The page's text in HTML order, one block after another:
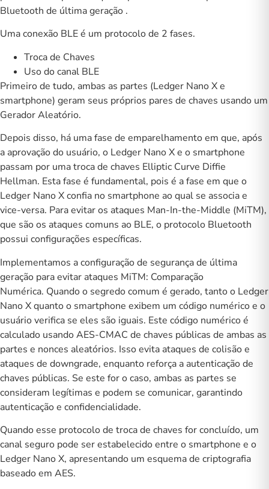
Bluetooth de última geração .
Uma conexão BLE é um protocolo de 2 fases.
Troca de Chaves
Uso do canal BLE
Primeiro de tudo, ambas as partes (Ledger Nano X e
smartphone) geram seus próprios pares de chaves usando um
Gerador Aleatório.
Depois disso, há uma fase de emparelhamento em que, após
a aprovação do usuário, o Ledger Nano X e o smartphone
passam por uma troca de chaves Elliptic Curve Diffie
Hellman. Esta fase é fundamental, pois é a fase em que o
Ledger Nano X confia no smartphone ao qual se associa e
vice-versa. Para evitar os ataques Man-In-the-Middle (MiTM),
que são os ataques comuns ao BLE, o protocolo Bluetooth
possui configurações específicas.
Implementamos a configuração de segurança de última
geração para evitar ataques MiTM: Comparação
Numérica. Quando o segredo comum é gerado, tanto o Ledger
Nano X quanto o smartphone exibem um código numérico e o
usuário verifica se eles são iguais. Este código numérico é
calculado usando AES-CMAC de chaves públicas de ambas as
partes e nonces aleatórios. Isso evita ataques de colisão e
ataques de downgrade, enquanto reforça a autenticação de
chaves públicas. Se este for o caso, ambas as partes se
consideram legítimas e podem se comunicar, garantindo
autenticação e confidencialidade.
Quando esse protocolo de troca de chaves for concluído, um
canal seguro pode ser estabelecido entre o smartphone e o
Ledger Nano X, apresentando um esquema de criptografia
baseado em AES.